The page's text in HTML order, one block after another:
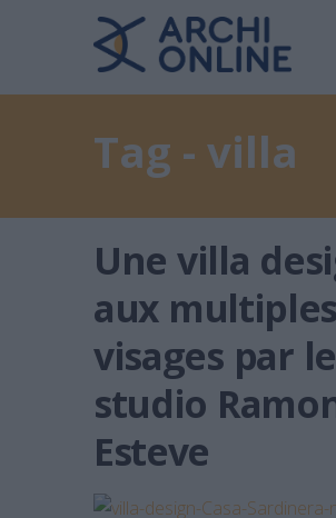
Tag - villa
Une villa
aux multiples
visages par le
studio
Esteve